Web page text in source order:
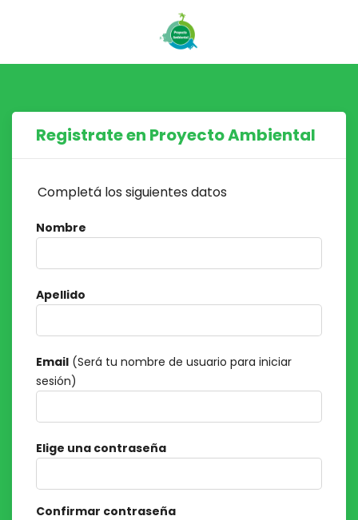
Registrate en Proyecto Ambiental
Completá los siguientes datos
Nombre
Apellido
Email (Será tu nombre de usuario para iniciar
sesión)
Elige una contraseña
Confirmar contraseña